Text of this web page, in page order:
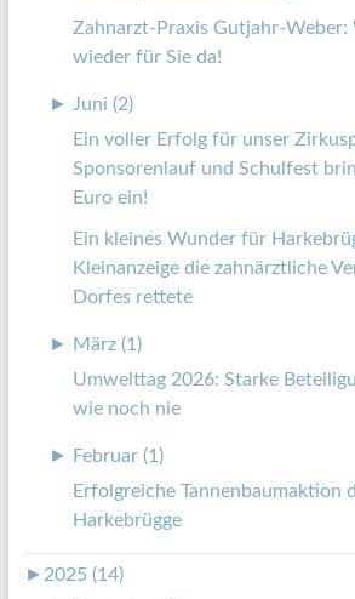
Zahnarzt-Praxis Gutjahr-Weber:
wieder für Sie da!
► Juni (2)
Ein voller Erfolg für unser
Sponsorenlauf und Schulfest
Euro ein!
Ein kleines Wunder für
Kleinanzeige die zahnärztliche
Dorfes rettete
►
März (1)
Umwelttag 2026: Starke
wie noch nie
►
Februar (1)
Erfolgreiche Tannenbaumaktion
Harkebrügge
► 2025 (14)